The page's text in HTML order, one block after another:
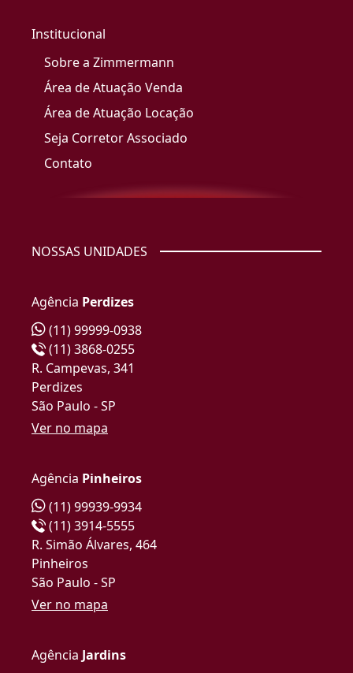
Institucional
Sobre a Zimmermann
Área de Atuação Venda
Área de Atuação Locação
Seja Corretor Associado
Contato
NOSSAS UNIDADES
Agência Perdizes
(11) 99999-0938
(11) 3868-0255
R. Campevas, 341
Perdizes
São Paulo - SP
Ver no mapa
Agência Pinheiros
(11) 99939-9934
(11) 3914-5555
R. Simão Álvares, 464
Pinheiros
São Paulo - SP
Ver no mapa
Agência Jardins